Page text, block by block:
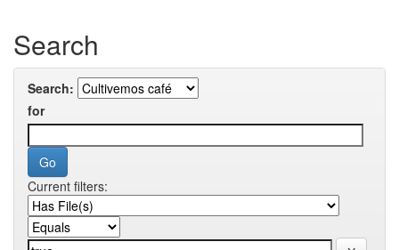
Search
Search:
for
Current filters: